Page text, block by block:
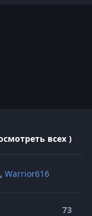
всех )
Warrior616
73